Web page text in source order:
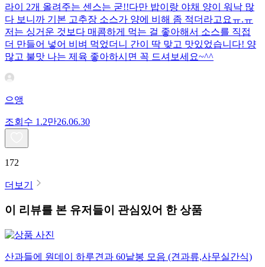
라이 2개 올려주는 센스는 굳!! ​다만 밥이랑 야채 양이 워낙 많
다 보니까 기본 고추장 소스가 양에 비해 좀 적더라고요ㅠ.ㅠ
저는 싱거운 것보다 매콤하게 먹는 걸 좋아해서 소스를 직접
더 만들어 넣어 비벼 먹었더니 간이 딱 맞고 맛있었습니다! 양
많고 불맛 나는 제육 좋아하시면 꼭 드셔보세요~^^
으앵
조회수 1.2만26.06.30
172
더보기
이 리뷰를 본 유저들이 관심있어 한 상품
산과들에 원데이 하루견과 60낱봉 모음 (견과류,사무실간식)